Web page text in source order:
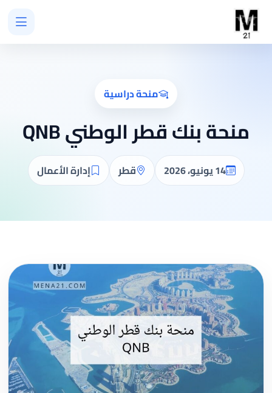
منحة دراسية
منحة بنك قطر الوطني QNB
14 يونيو، 2026 قطر إدارة الأعمال